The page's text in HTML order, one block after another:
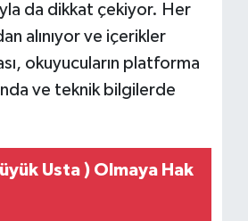
da dikkat çekiyor. Her
alınıyor ve içerikler
okuyucuların platforma
ve teknik bilgilerde
Usta ) Olmaya Hak